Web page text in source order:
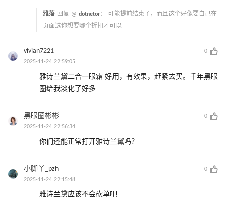
雅落 回复 @ dotnetor：
可能提前结束了，而且这个好像要自己在
页面选你想要哪个折扣才可以
vivian7221
0
2025-11-24 22:59:05
雅诗兰黛二合一眼霜 好用，有效果，赶紧去买。千年黑眼
圈给我淡化了好多
黑眼圈彬彬
0
2025-11-24 22:56:34
你们还能正常打开雅诗兰黛吗？
小脚丫_pzh
0
2025-11-24 22:15:48
雅诗兰黛应该不会砍单吧